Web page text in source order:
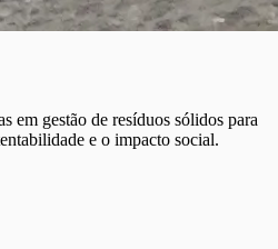
em gestão de resíduos sólidos para
e o impacto social.